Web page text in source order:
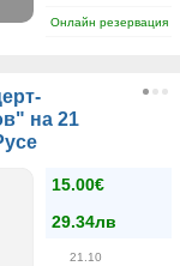
Онлайн резервация
на 21
15.00€
29.34лв
21.10